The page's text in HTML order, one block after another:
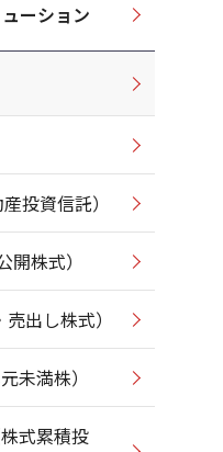
ーション
投資信託）
開株式）
出し株式）
未満株）
式累積投